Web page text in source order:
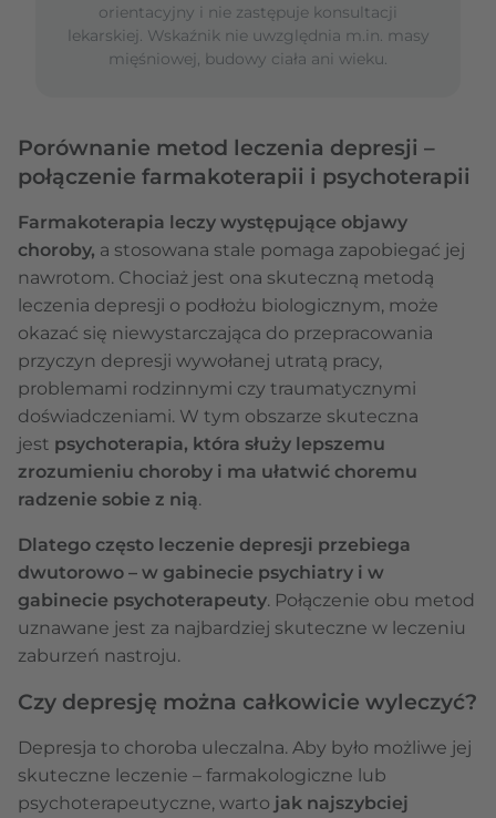
orientacyjny i nie zastępuje konsultacji
lekarskiej. Wskaźnik nie uwzględnia m.in. masy
mięśniowej, budowy ciała ani wieku.
Porównanie metod leczenia depresji –
połączenie farmakoterapii i psychoterapii
Farmakoterapia leczy występujące objawy
choroby, a stosowana stale pomaga zapobiegać jej
nawrotom. Chociaż jest ona skuteczną metodą
leczenia depresji o podłożu biologicznym, może
okazać się niewystarczająca do przepracowania
przyczyn depresji wywołanej utratą pracy,
problemami rodzinnymi czy traumatycznymi
doświadczeniami. W tym obszarze skuteczna
jest psychoterapia, która służy lepszemu
zrozumieniu choroby i ma ułatwić choremu
radzenie sobie z nią.
Dlatego często leczenie depresji przebiega
dwutorowo – w gabinecie psychiatry i w
gabinecie psychoterapeuty. Połączenie obu metod
uznawane jest za najbardziej skuteczne w leczeniu
zaburzeń nastroju.
Czy depresję można całkowicie wyleczyć?
Depresja to choroba uleczalna. Aby było możliwe jej
skuteczne leczenie – farmakologiczne lub
psychoterapeutyczne, warto jak najszybciej